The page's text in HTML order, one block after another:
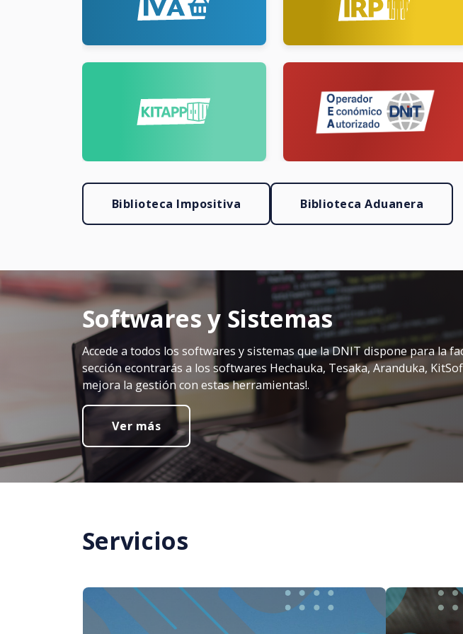
Biblioteca Impositiva Biblioteca Aduanera
Softwares y Sistemas
Accede a todos los softwares y sistemas que la DNIT dispone para
sección econtrarás a los softwares Hechauka, Tesaka, Aranduka,
mejora la gestión con estas herramientas!.
Ver más
Servicios